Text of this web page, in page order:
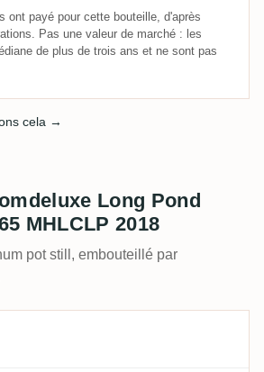
ont payé pour cette bouteille, d'après
Pas une valeur de marché : les
de plus de trois ans et ne sont pas
cela →
Long Pond
MHLCLP 2018
pot still, embouteillé par